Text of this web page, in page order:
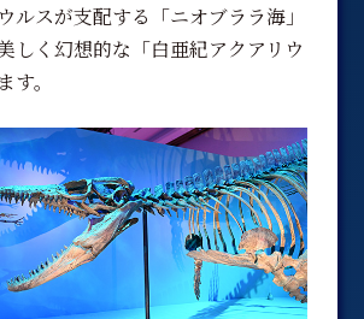
ルスが支配する「ニオブララ海」
しく幻想的な「白亜紀アクアリウ
。